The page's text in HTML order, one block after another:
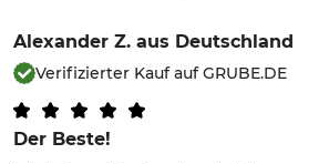
Alexander Z. aus Deutschland
Verifizierter Kauf auf GRUBE.DE
Der Beste!